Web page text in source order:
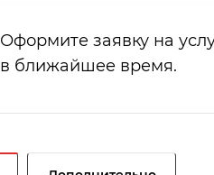
Оформите заявку на
в ближайшее время.